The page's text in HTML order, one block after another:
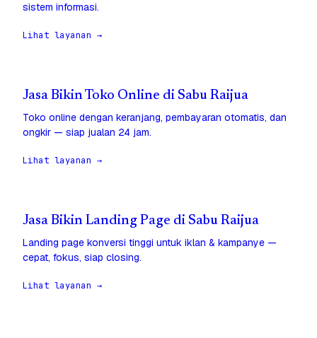
sistem informasi.
Lihat layanan →
Jasa Bikin Toko Online di Sabu Raijua
Toko online dengan keranjang, pembayaran otomatis, dan
ongkir — siap jualan 24 jam.
Lihat layanan →
Jasa Bikin Landing Page di Sabu Raijua
Landing page konversi tinggi untuk iklan & kampanye —
cepat, fokus, siap closing.
Lihat layanan →